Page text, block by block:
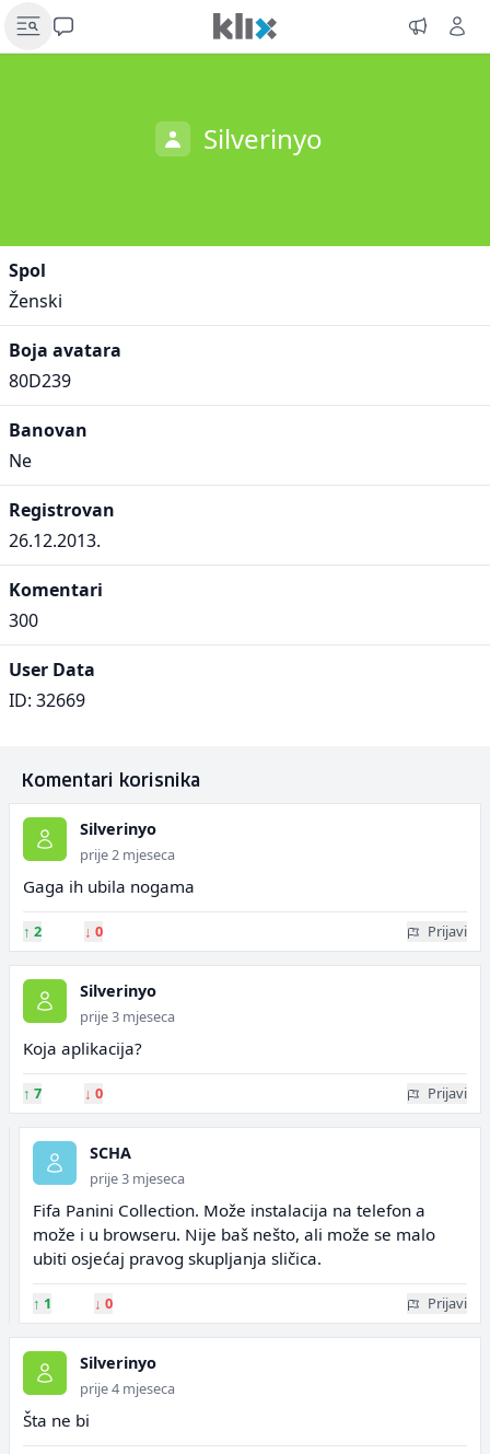
Silverinyo
Spol
Ženski
Boja avatara
80D239
Banovan
Ne
Registrovan
26.12.2013.
Komentari
300
User Data
ID: 32669
Komentari korisnika
Silverinyo
prije 2 mjeseca
Gaga ih ubila nogama
↑ 2 ↓ 0 Prijavi
Silverinyo
prije 3 mjeseca
Koja aplikacija?
↑ 7 ↓ 0 Prijavi
SCHA
prije 3 mjeseca
Fifa Panini Collection. Može instalacija na telefon a
može i u browseru. Nije baš nešto, ali može se malo
ubiti osjećaj pravog skupljanja sličica.
↑ 1 ↓ 0 Prijavi
Silverinyo
prije 4 mjeseca
Šta ne bi